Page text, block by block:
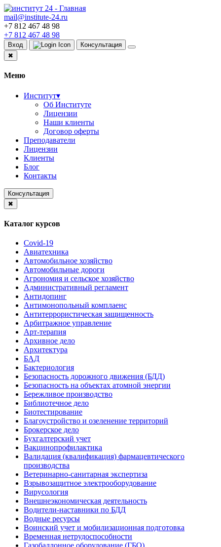
mail@institute-24.ru
+7 812 467 48 98
+7 812 467 48 98
Вход
Консультация
✖
Меню
Институт▾
Об Институте
Лицензии
Наши клиенты
Договор оферты
Преподаватели
Лицензии
Клиенты
Блог
Контакты
Консультация
✖
Каталог курсов
Covid-19
Авиатехника
Автомобильное хозяйство
Автомобильные дороги
Агрономия и сельское хозяйство
Административный регламент
Антидопинг
Антимонопольный комплаенс
Антитеррористическая защищенность
Арбитражное управление
Арт-терапия
Архивное дело
Архитектура
БАД
Бактериология
Безопасность дорожного движения (БДД)
Безопасность на объектах атомной энергии
Бережливое производство
Библиотечное дело
Биотестирование
Благоустройство и озеленение территорий
Брокерское дело
Бухгалтерский учет
Вакцинопрофилактика
Валидация (квалификация) фармацевтического
производства
Ветеринарно-санитарная экспертиза
Взрывозащитное электрооборудование
Вирусология
Внешнеэкономическая деятельность
Водители-наставники по БДД
Водные ресурсы
Воинский учет и мобилизационная подготовка
Временная нетрудоспособности
Газобаллонное оборудование (ГБО)